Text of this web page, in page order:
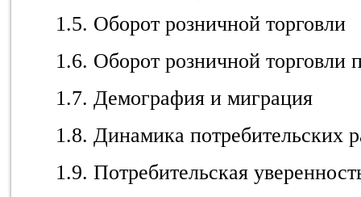
1.5. Оборот розничной торговли
1.6. Оборот розничной торговли
1.7. Демография и миграция
1.8. Динамика потребительских
1.9. Потребительская